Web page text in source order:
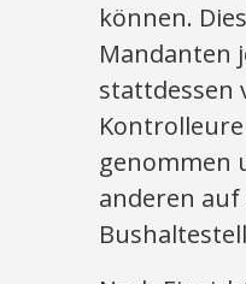
können.
Mandanten
stattdessen
genommen
anderen